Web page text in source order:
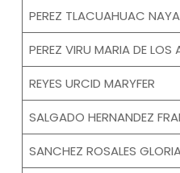
PEREZ TLACUAHUAC
PEREZ VIRU MARIA DE LOS
REYES URCID MARYFER
SALGADO HERNANDEZ
SANCHEZ ROSALES